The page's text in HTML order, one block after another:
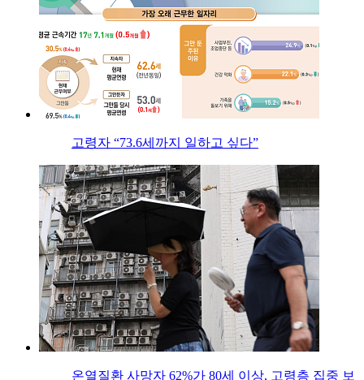
고령자 “73.6세까지 일하고 싶다”
온열질환 사망자 62%가 80세 이상, 고령층 집중 보